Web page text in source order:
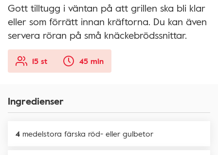
Gott tilltugg i väntan på att grillen ska bli klar
eller som förrätt innan kräftorna. Du kan även
servera röran på små knäckebrödssnittar.
15 st 45 min
Ingredienser
4 medelstora färska röd- eller gulbetor